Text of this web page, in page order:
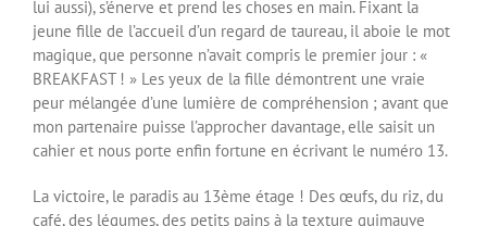
lui aussi), s’énerve et prend les choses en main. Fixant la
jeune fille de l’accueil d’un regard de taureau, il aboie le mot
magique, que personne n’avait compris le premier jour : «
BREAKFAST ! » Les yeux de la fille démontrent une vraie
peur mélangée d’une lumière de compréhension ; avant que
mon partenaire puisse l’approcher davantage, elle saisit un
cahier et nous porte enfin fortune en écrivant le numéro 13.
La victoire, le paradis au 13ème étage ! Des œufs, du riz, du
café, des légumes, des petits pains à la texture guimauve